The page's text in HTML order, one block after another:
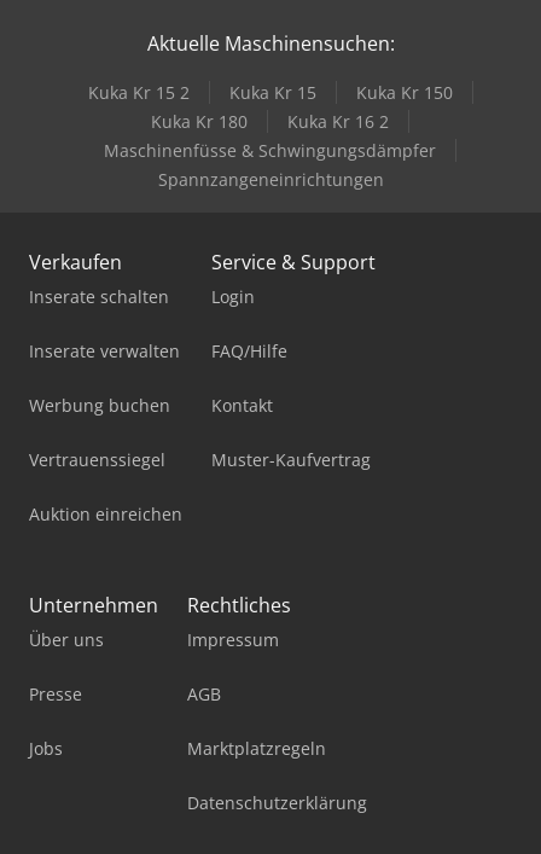
Aktuelle Maschinensuchen:
Kuka Kr 15 2 Kuka Kr 15
Kuka Kr 150
Kuka Kr 180
Kuka Kr 16 2
Maschinenfüsse & Schwingungsdämpfer
Spannzangeneinrichtungen
Verkaufen
Inserate schalten
Inserate verwalten
Werbung buchen
Vertrauenssiegel
Auktion einreichen
Service & Support
Login
FAQ/Hilfe
Kontakt
Muster-Kaufvertrag
Unternehmen
Über uns
Presse
Jobs
Rechtliches
Impressum
AGB
Marktplatzregeln
Datenschutzerklärung